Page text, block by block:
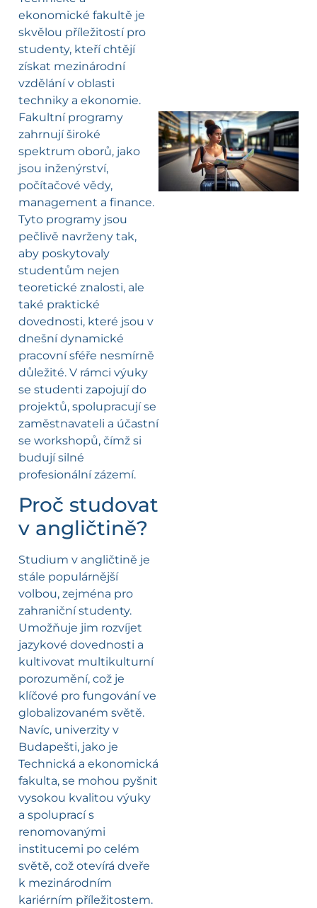
ekonomické fakultě je
skvělou příležitostí pro
studenty, kteří chtějí
získat mezinárodní
vzdělání v oblasti
techniky a ekonomie.
Fakultní programy
zahrnují široké
spektrum oborů, jako
jsou inženýrství,
počítačové vědy,
management a finance.
Tyto programy jsou
pečlivě navrženy tak,
aby poskytovaly
studentům nejen
teoretické znalosti, ale
také praktické
dovednosti, které jsou v
dnešní dynamické
pracovní sféře nesmírně
důležité. V rámci výuky
se studenti zapojují do
projektů, spolupracují se
zaměstnavateli a účastní
se workshopů, čímž si
budují silné
profesionální zázemí.
Proč studovat
v angličtině?
Studium v angličtině je
stále populárnější
volbou, zejména pro
zahraniční studenty.
Umožňuje jim rozvíjet
jazykové dovednosti a
kultivovat multikulturní
porozumění, což je
klíčové pro fungování ve
globalizovaném světě.
Navíc, univerzity v
Budapešti, jako je
Technická a ekonomická
fakulta, se mohou pyšnit
vysokou kvalitou výuky
a spoluprací s
renomovanými
institucemi po celém
světě, což otevírá dveře
k mezinárodním
kariérním příležitostem.